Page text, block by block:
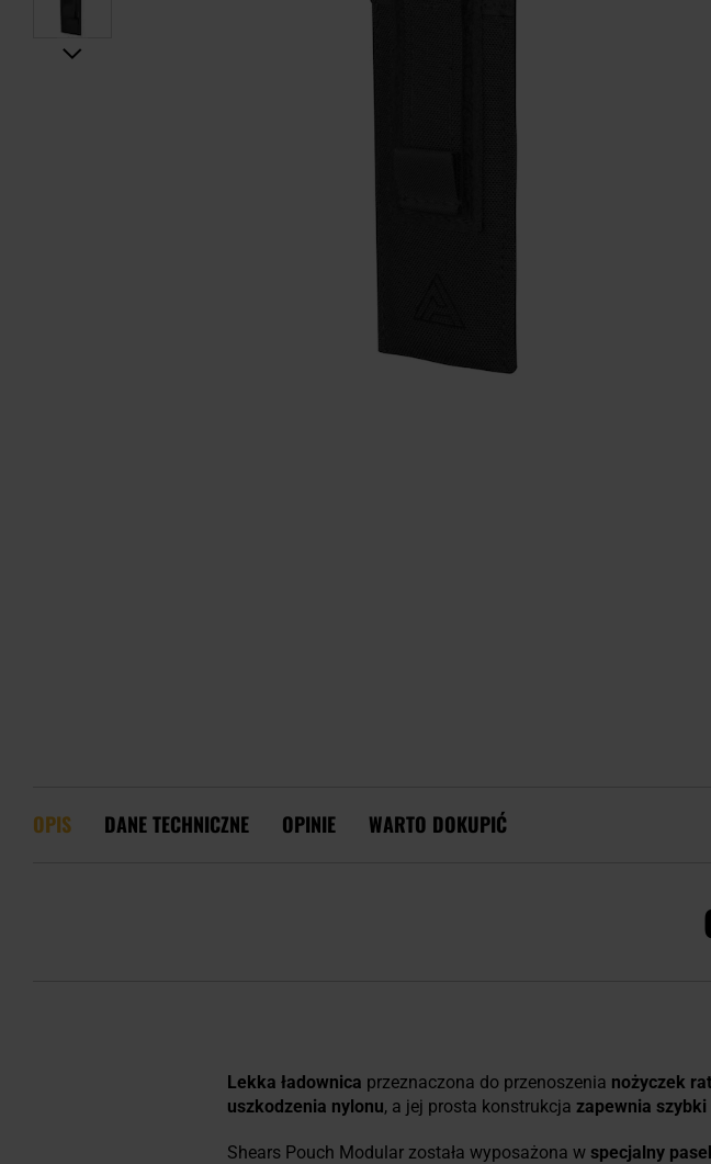
OPIS DANE TECHNICZNE OPINIE WARTO DOKUPIĆ
Lekka ładownica przeznaczona do przenoszenia nożyczek
uszkodzenia nylonu, a jej prosta konstrukcja zapewnia szybki
Shears Pouch Modular została wyposażona w specjalny